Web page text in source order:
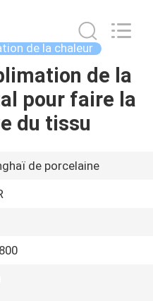
de la chaleur
de la
pour faire la
du tissu
de porcelaine